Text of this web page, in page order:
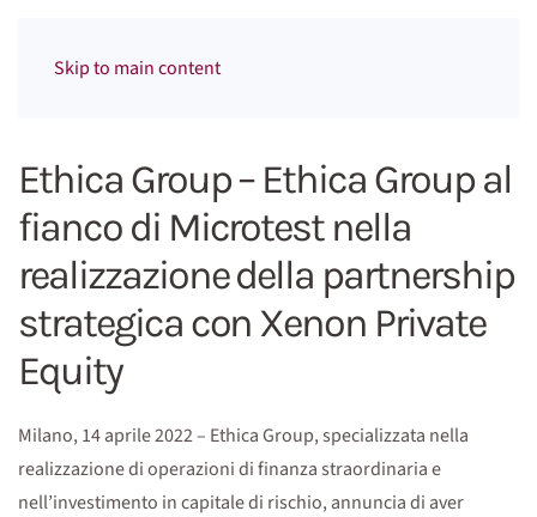
Skip to main content
Ethica Group – Ethica Group al
fianco di Microtest nella
realizzazione della partnership
strategica con Xenon Private
Equity
Milano, 14 aprile 2022 – Ethica Group, specializzata nella
realizzazione di operazioni di finanza straordinaria e
nell’investimento in capitale di rischio, annuncia di aver